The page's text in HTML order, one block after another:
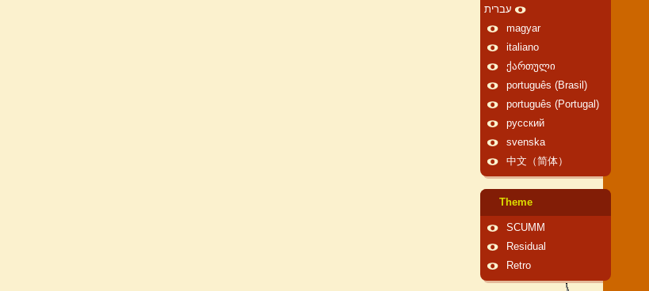
עברית
magyar
italiano
ქართული
português (Brasil)
português (Portugal)
русский
svenska
中文（简体）
Theme
SCUMM
Residual
Retro